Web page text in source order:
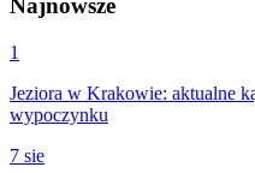
Najnowsze
1
Jeziora w Krakowie: aktualne
wypoczynku
7 sie